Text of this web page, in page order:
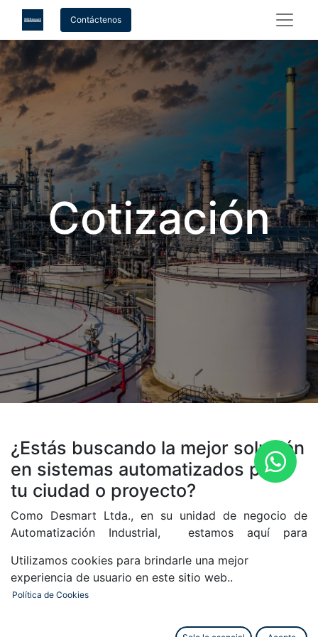
Contáctenos
Cotización
¿Estás buscando la mejor solución
en sistemas automatizados para
tu ciudad o proyecto?
Como Desmart Ltda., en su unidad de negocio de
Automatización Industrial, estamos aquí para
a tus necesidades y presupuesto.
Para ofrecerte una cotización que se adapte
Utilizamos cookies para brindarle una mejor
experiencia de usuario en este sitio web..
Política de Cookies